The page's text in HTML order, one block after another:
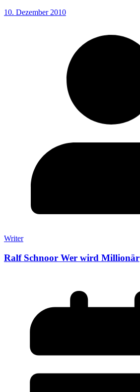
10. Dezember 2010
Writer
Ralf Schnoor Wer wird Millionär